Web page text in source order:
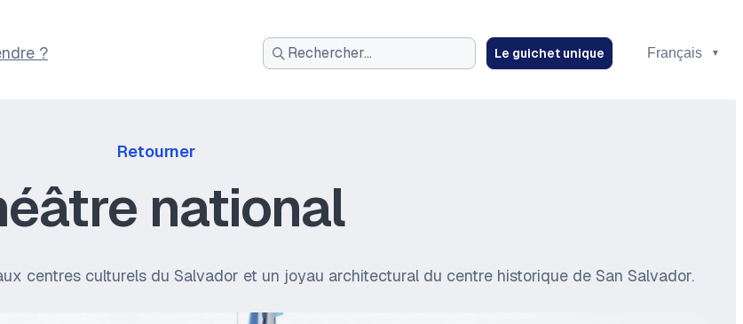
?
Le guichet unique
Retourner
national
centres culturels du Salvador et un joyau architectural du centre historique de San Salvador.